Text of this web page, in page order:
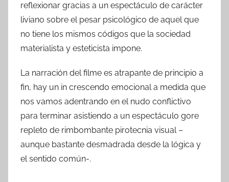
reflexionar gracias a un espectáculo de carácter
liviano sobre el pesar psicológico de aquel que
no tiene los mismos códigos que la sociedad
materialista y esteticista impone.
La narración del filme es atrapante de principio a
fin, hay un in crescendo emocional a medida que
nos vamos adentrando en el nudo conflictivo
para terminar asistiendo a un espectáculo gore
repleto de rimbombante pirotecnia visual –
aunque bastante desmadrada desde la lógica y
el sentido común-.